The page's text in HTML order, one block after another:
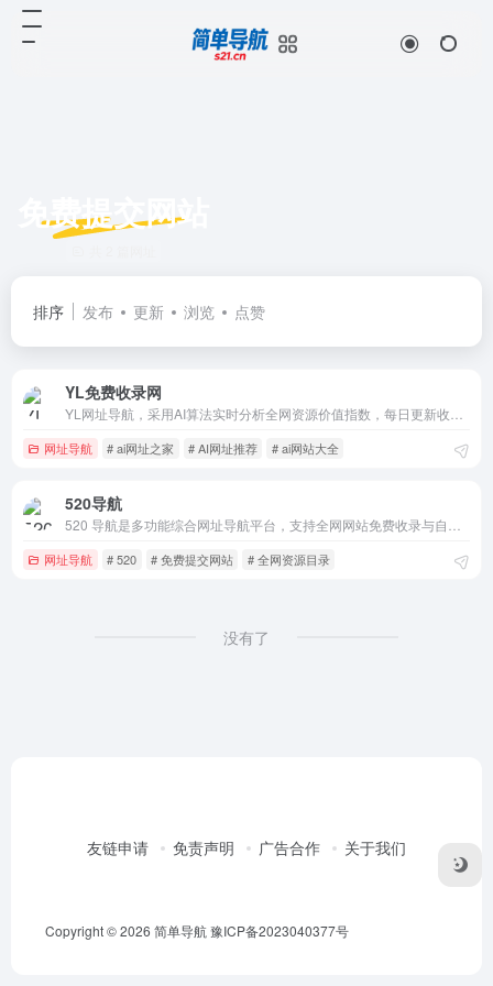
免费提交网站
排序 发布 更新 浏览 点赞
YL免费收录网
网址导航 # ai网址之家 # AI网址推荐 # ai网站大全
520导航
网址导航 # 520 # 免费提交网站 # 全网资源目录
没有了
友链申请 免责声明 广告合作 关于我们
Copyright © 2026 简单导航豫ICP备2023040377号